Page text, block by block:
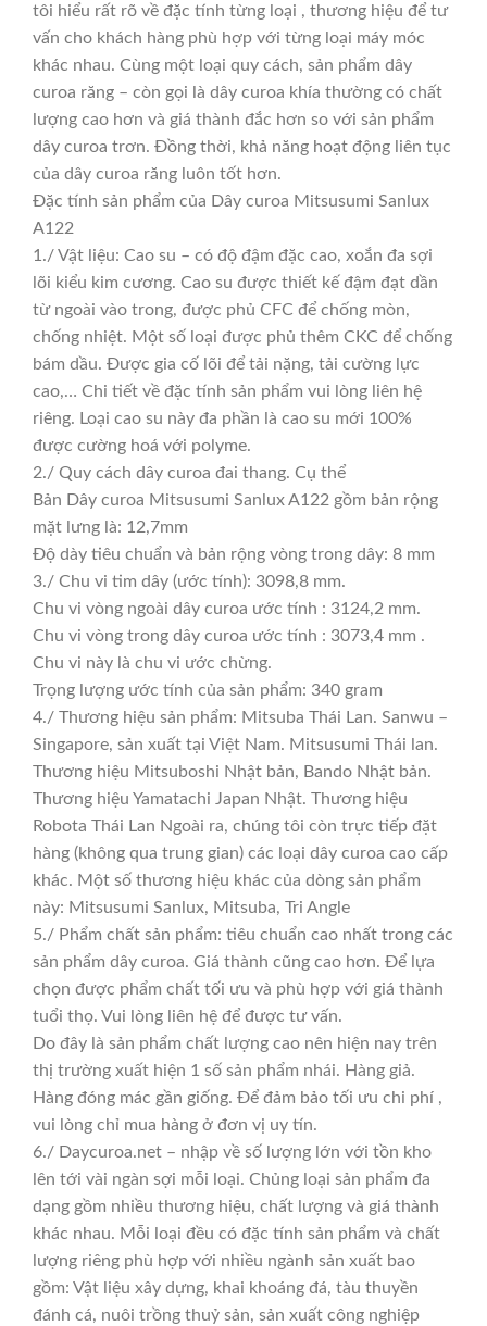
tôi hiểu rất rõ về đặc tính từng loại , thương hiệu để tư
vấn cho khách hàng phù hợp với từng loại máy móc
khác nhau. Cùng một loại quy cách, sản phẩm dây
curoa răng – còn gọi là dây curoa khía thường có chất
lượng cao hơn và giá thành đắc hơn so với sản phẩm
dây curoa trơn. Đồng thời, khả năng hoạt động liên tục
của dây curoa răng luôn tốt hơn.
Đặc tính sản phẩm của Dây curoa Mitsusumi Sanlux
A122
1./ Vật liệu: Cao su – có độ đậm đặc cao, xoắn đa sợi
lõi kiểu kim cương. Cao su được thiết kế đậm đạt dần
từ ngoài vào trong, được phủ CFC để chống mòn,
chống nhiệt. Một số loại được phủ thêm CKC để chống
bám dầu. Được gia cố lõi để tải nặng, tải cường lực
cao,… Chi tiết về đặc tính sản phẩm vui lòng liên hệ
riêng. Loại cao su này đa phần là cao su mới 100%
được cường hoá với polyme.
2./ Quy cách dây curoa đai thang. Cụ thể
Bản Dây curoa Mitsusumi Sanlux A122 gồm bản rộng
mặt lưng là: 12,7mm
Độ dày tiêu chuẩn và bản rộng vòng trong dây: 8 mm
3./ Chu vi tim dây (ước tính): 3098,8 mm.
Chu vi vòng ngoài dây curoa ước tính : 3124,2 mm.
Chu vi vòng trong dây curoa ước tính : 3073,4 mm .
Chu vi này là chu vi ước chừng.
Trọng lượng ước tính của sản phẩm: 340 gram
4./ Thương hiệu sản phẩm: Mitsuba Thái Lan. Sanwu –
Singapore, sản xuất tại Việt Nam. Mitsusumi Thái lan.
Thương hiệu Mitsuboshi Nhật bản, Bando Nhật bản.
Thương hiệu Yamatachi Japan Nhật. Thương hiệu
Robota Thái Lan Ngoài ra, chúng tôi còn trực tiếp đặt
hàng (không qua trung gian) các loại dây curoa cao cấp
khác. Một số thương hiệu khác của dòng sản phẩm
này: Mitsusumi Sanlux, Mitsuba, Tri Angle
5./ Phẩm chất sản phẩm: tiêu chuẩn cao nhất trong các
sản phẩm dây curoa. Giá thành cũng cao hơn. Để lựa
chọn được phẩm chất tối ưu và phù hợp với giá thành
tuổi thọ. Vui lòng liên hệ để được tư vấn.
Do đây là sản phẩm chất lượng cao nên hiện nay trên
thị trường xuất hiện 1 số sản phẩm nhái. Hàng giả.
Hàng đóng mác gần giống. Để đảm bảo tối ưu chi phí ,
vui lòng chỉ mua hàng ở đơn vị uy tín.
6./ Daycuroa.net – nhập về số lượng lớn với tồn kho
lên tới vài ngàn sợi mỗi loại. Chủng loại sản phẩm đa
dạng gồm nhiều thương hiệu, chất lượng và giá thành
khác nhau. Mỗi loại đều có đặc tính sản phẩm và chất
lượng riêng phù hợp với nhiều ngành sản xuất bao
gồm: Vật liệu xây dựng, khai khoáng đá, tàu thuyền
đánh cá, nuôi trồng thuỷ sản, sản xuất công nghiệp